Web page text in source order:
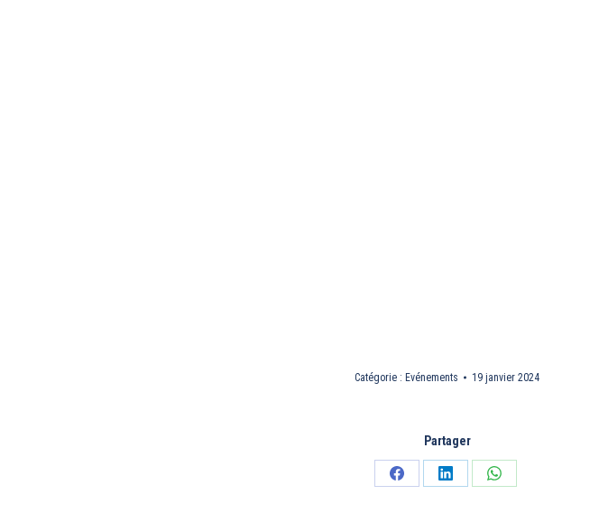
Catégorie : Evénements 19 janvier 2024
Partager
PartagerPartagerPartager